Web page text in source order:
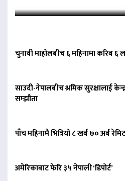
चुनावी माहोलबीच ६ महिनामा करिब ६
साउदी-नेपालबीच श्रमिक सुरक्षालाई
सम्झौता
पाँच महिनामै भित्रियो ८ खर्ब ७० अर्ब
अमेरिकाबाट फेरि ३५ नेपाली ‘डिपोर्ट’